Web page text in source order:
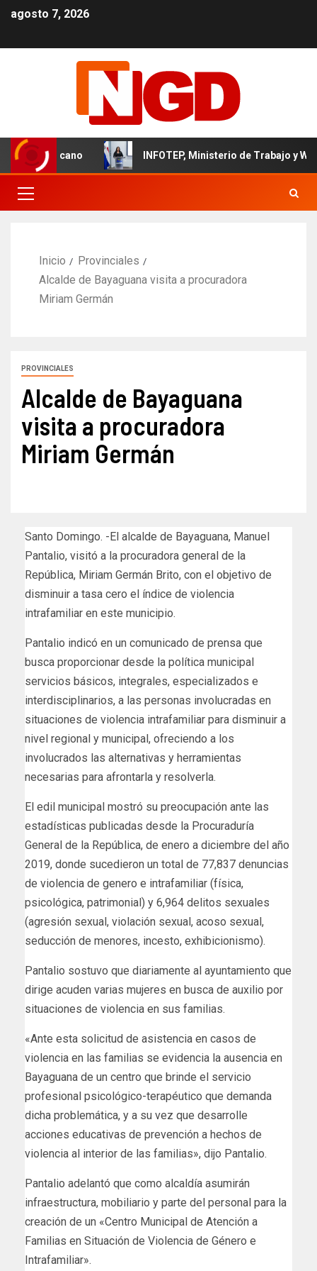
agosto 7, 2026
INFOTEP, Ministerio de Trabajo y World
Inicio
Provinciales
Alcalde de Bayaguana visita a procuradora
Miriam Germán
PROVINCIALES
Alcalde de Bayaguana
visita a procuradora
Miriam Germán
Santo Domingo. -El alcalde de Bayaguana, Manuel
Pantalio, visitó a la procuradora general de la
República, Miriam Germán Brito, con el objetivo de
disminuir a tasa cero el índice de violencia
intrafamiliar en este municipio.
Pantalio indicó en un comunicado de prensa que
busca proporcionar desde la política municipal
servicios básicos, integrales, especializados e
interdisciplinarios, a las personas involucradas en
situaciones de violencia intrafamiliar para disminuir a
nivel regional y municipal, ofreciendo a los
involucrados las alternativas y herramientas
necesarias para afrontarla y resolverla.
El edil municipal mostró su preocupación ante las
estadísticas publicadas desde la Procuraduría
General de la República, de enero a diciembre del año
2019, donde sucedieron un total de 77,837 denuncias
de violencia de genero e intrafamiliar (física,
psicológica, patrimonial) y 6,964 delitos sexuales
(agresión sexual, violación sexual, acoso sexual,
seducción de menores, incesto, exhibicionismo).
Pantalio sostuvo que diariamente al ayuntamiento que
dirige acuden varias mujeres en busca de auxilio por
situaciones de violencia en sus familias.
«Ante esta solicitud de asistencia en casos de
violencia en las familias se evidencia la ausencia en
Bayaguana de un centro que brinde el servicio
profesional psicológico-terapéutico que demanda
dicha problemática, y a su vez que desarrolle
acciones educativas de prevención a hechos de
violencia al interior de las familias», dijo Pantalio.
Pantalio adelantó que como alcaldía asumirán
infraestructura, mobiliario y parte del personal para la
creación de un «Centro Municipal de Atención a
Familias en Situación de Violencia de Género e
Intrafamiliar».